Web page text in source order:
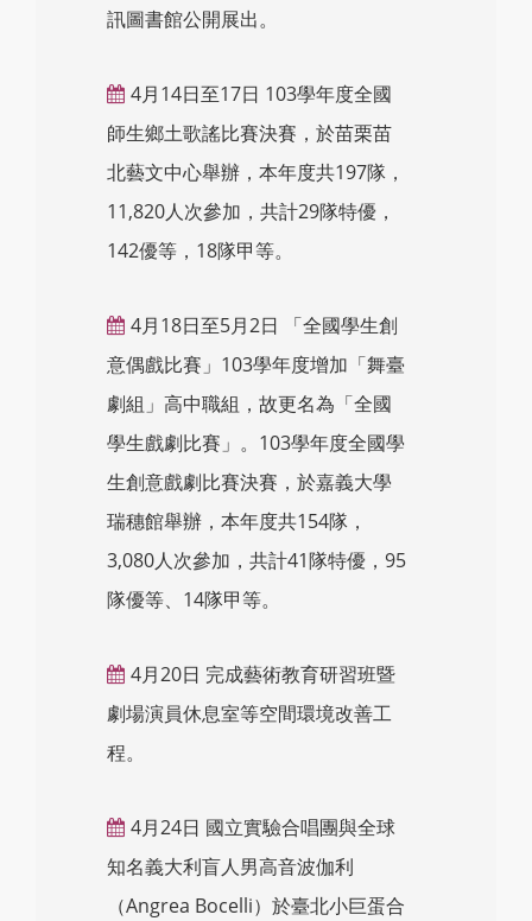
訊圖書館公開展出。
4月14日至17日 103學年度全國
師生鄉土歌謠比賽決賽，於苗栗苗
北藝文中心舉辦，本年度共197隊，
11,820人次參加，共計29隊特優，
142優等，18隊甲等。
4月18日至5月2日 「全國學生創
意偶戲比賽」103學年度增加「舞臺
劇組」高中職組，故更名為「全國
學生戲劇比賽」。103學年度全國學
生創意戲劇比賽決賽，於嘉義大學
瑞穗館舉辦，本年度共154隊，
3,080人次參加，共計41隊特優，95
隊優等、14隊甲等。
4月20日 完成藝術教育研習班暨
劇場演員休息室等空間環境改善工
程。
4月24日 國立實驗合唱團與全球
知名義大利盲人男高音波伽利
（Angrea Bocelli）於臺北小巨蛋合